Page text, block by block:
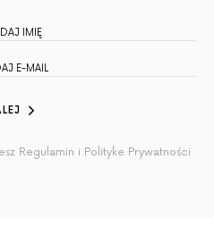
Regulamin i Polityke Prywatności